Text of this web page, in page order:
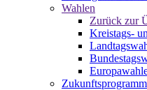
Wahlen
Zurück zur
Kreistags-
Zukunftsprogramm